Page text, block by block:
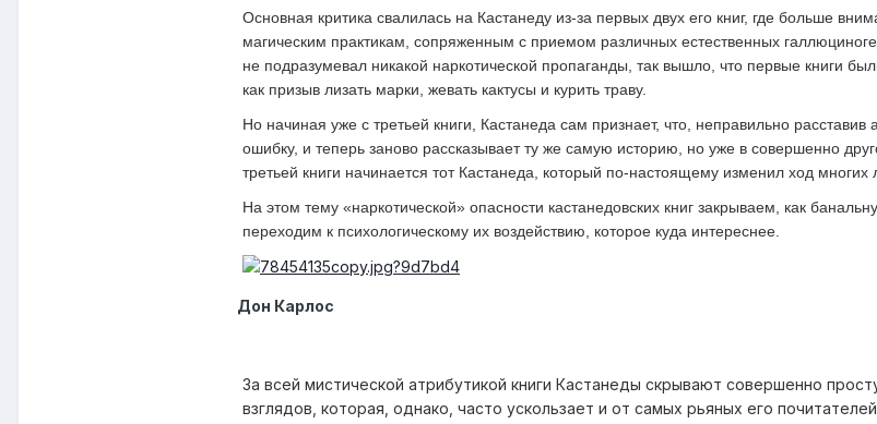
Основная критика свалилась на Кастанеду из-за первых двух его книг, где больше
магическим практикам, сопряженным с приемом различных естественных
не подразумевал никакой наркотической пропаганды, так вышло, что первые книги
как призыв лизать марки, жевать кактусы и курить траву.
Но начиная уже с третьей книги, Кастанеда сам признает, что, неправильно расставив
ошибку, и теперь заново рассказывает ту же самую историю, но уже в совершенно
третьей книги начинается тот Кастанеда, который по-настоящему изменил ход многих
На этом тему «наркотической» опасности кастанедовских книг закрываем, как
переходим к психологическому их воздействию, которое куда интереснее.
Дон Карлос
За всей мистической атрибутикой книги Кастанеды скрывают совершенно
взглядов, которая, однако, часто ускользает и от самых рьяных его